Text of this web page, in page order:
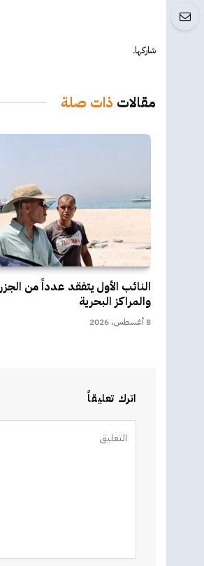
شاركها.
مقالات ذات صلة
النائب الأول يتفقد عدداً من الجزر
والمراكز البحرية
8 أغسطس، 2026
اترك تعليقاً